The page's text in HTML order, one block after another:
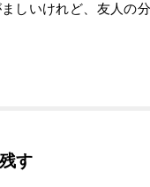
しいけれど、友人の
す